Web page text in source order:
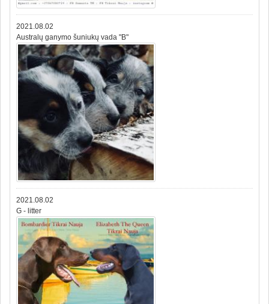
2021.08.02
Australų ganymo šuniukų vada "B"
2021.08.02
G - litter